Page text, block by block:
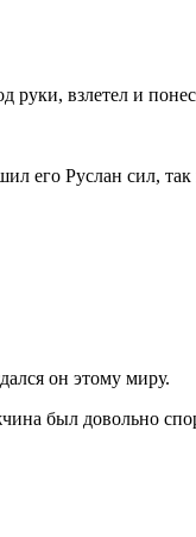
взлетел и
Руслан сил, так
он этому миру.
был довольно